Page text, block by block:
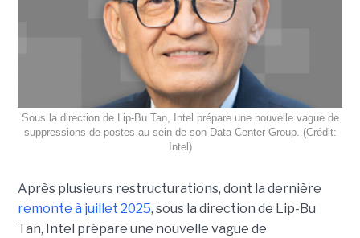
Sous la direction de Lip-Bu Tan, Intel prépare une nouvelle vague de
suppressions de postes au sein de son Data Center Group. (Crédit:
Intel)
Après plusieurs restructurations, dont la dernière
remonte à juillet 2025, sous la direction de Lip-Bu
Tan, Intel prépare une nouvelle vague de